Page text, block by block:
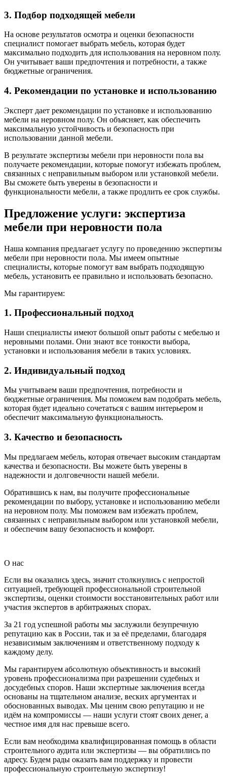
3. Подбор подходящей мебели
На основе результатов осмотра и оценки безопасности
специалист помогает выбрать мебель, которая будет
максимально подходить для использования на неровном полу.
Он учитывает ваши предпочтения и потребности, а также
бюджетные ограничения.
4. Рекомендации по установке и использованию
Эксперт дает рекомендации по установке и использованию
мебели на неровном полу. Он объясняет, как обеспечить
максимальную устойчивость и безопасность при
использовании данной мебели.
В результате экспертизы мебели при неровности пола вы
получаете рекомендации, которые помогут избежать проблем,
связанных с неправильным выбором или установкой мебели.
Вы сможете быть уверены в безопасности и
функциональности мебели, а также продлить ее срок службы.
Предложение услуги: экспертиза
мебели при неровности пола
Наша компания предлагает услугу по проведению экспертизы
мебели при неровности пола. Мы имеем опытные
специалисты, которые помогут вам выбрать подходящую
мебель, установить ее правильно и использовать безопасно.
Мы гарантируем:
1. Профессиональный подход
Наши специалисты имеют большой опыт работы с мебелью и
неровными полами. Они знают все тонкости выбора,
установки и использования мебели в таких условиях.
2. Индивидуальный подход
Мы учитываем ваши предпочтения, потребности и
бюджетные ограничения. Мы поможем вам подобрать мебель,
которая будет идеально сочетаться с вашим интерьером и
обеспечит максимальную функциональность.
3. Качество и безопасность
Мы предлагаем мебель, которая отвечает высоким стандартам
качества и безопасности. Вы можете быть уверены в
надежности и долговечности нашей мебели.
Обратившись к нам, вы получите профессиональные
рекомендации по выбору, установке и использованию мебели
на неровном полу. Мы поможем вам избежать проблем,
связанных с неправильным выбором или установкой мебели,
и обеспечим вашу безопасность и комфорт.
О нас
Если вы оказались здесь, значит столкнулись с непростой
ситуацией, требующей профессиональной строительной
экспертизы, оценки стоимости восстановительных работ или
участия экспертов в арбитражных спорах.
За 21 год успешной работы мы заслужили безупречную
репутацию как в России, так и за её пределами, благодаря
независимым заключениям и ответственному подходу к
каждому делу.
Мы гарантируем абсолютную объективность и высокий
уровень профессионализма при разрешении судебных и
досудебных споров. Наши экспертные заключения всегда
основаны на тщательном анализе, веских аргументах и
обоснованных выводах. Мы ценим свою репутацию и не
идём на компромиссы — наши услуги стоят своих денег, а
честное имя для нас превыше всего.
Если вам необходима квалифицированная помощь в области
строительного аудита или экспертизы — вы обратились по
адресу. Будем рады оказать вам поддержку и провести
профессиональную строительную экспертизу!